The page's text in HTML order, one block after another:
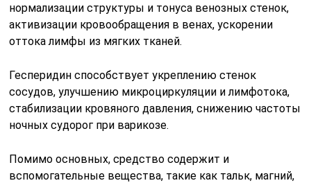
нормализации структуры и тонуса венозных стенок,
активизации кровообращения в венах, ускорении
оттока лимфы из мягких тканей.
Гесперидин способствует укреплению стенок
сосудов, улучшению микроциркуляции и лимфотока,
стабилизации кровяного давления, снижению частоты
ночных судорог при варикозе.
Помимо основных, средство содержит и
вспомогательные вещества, такие как тальк, магний,